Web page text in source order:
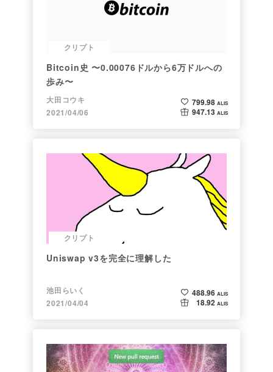
クリプト
Bitcoin史 〜0.00076ドルから6万ドルへの
歩み〜
大田コウキ
2021/04/06
799.98 ALIS
947.13 ALIS
クリプト
Uniswap v3を完全に理解した
池田らいく
2021/04/04
488.96 ALIS
18.92 ALIS